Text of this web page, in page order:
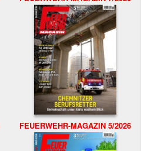
FEUERWEHR-MAGAZIN 5/2026